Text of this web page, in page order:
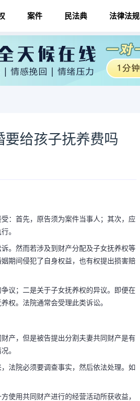
案件 民法典 法律法规
给孩子抚养费吗
：首先，原告须为案件当事人；其次，应
。
。然而若涉及到财产分配及子女抚养权等
期间侵犯了自身权益，也有权提出损害赔
议；二是关于子女抚养权的异议。即便在
权。法院通常会受理此类诉讼。
产，但是被告提出分割夫妻共同财产是有
。
法院必须要调查事实，然后依法处理。如
使用共同财产进行的经营活动所获收益，
诉求
件当
院接